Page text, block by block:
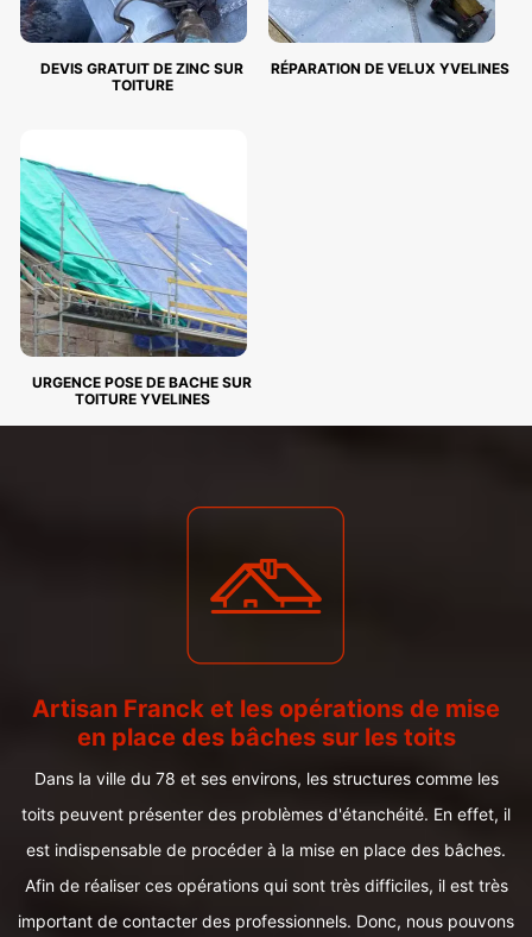
DEVIS GRATUIT DE ZINC SUR
TOITURE
RÉPARATION DE VELUX YVELINES
URGENCE POSE DE BACHE SUR
TOITURE YVELINES
Artisan Franck et les opérations de mise
en place des bâches sur les toits
Dans la ville du 78 et ses environs, les structures comme les
toits peuvent présenter des problèmes d'étanchéité. En effet, il
est indispensable de procéder à la mise en place des bâches.
Afin de réaliser ces opérations qui sont très difficiles, il est très
important de contacter des professionnels. Donc, nous pouvons